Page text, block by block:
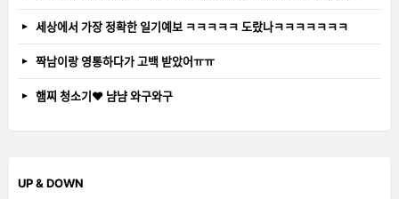
세상에서 가장 정확한 일기예보 ㅋㅋㅋㅋㅋ 도랐나ㅋㅋㅋㅋㅋㅋㅋ
짝남이랑 영통하다가 고백 받았어ㅠㅠ
햄찌 청소기❤️ 냠냠 와구와구
UP & DOWN